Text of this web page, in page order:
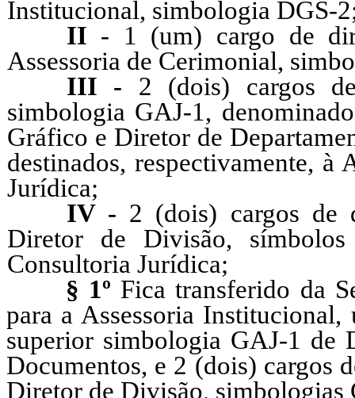
Institucional, simbologia DGS-
II - 1 (um) cargo de
Assessoria de Cerimonial,
III - 2 (dois) cargos
simbologia GAJ-1,
Gráfico e Diretor de
destinados, respectivamente,
Jurídica;
IV - 2 (dois) cargos de
Diretor de Divisão,
Consultoria Jurídica;
§ 1º Fica transferido da
para a Assessoria Institucional,
superior simbologia GAJ-1 de
Documentos, e 2 (dois) cargos
Diretor de Divisão, simbologias